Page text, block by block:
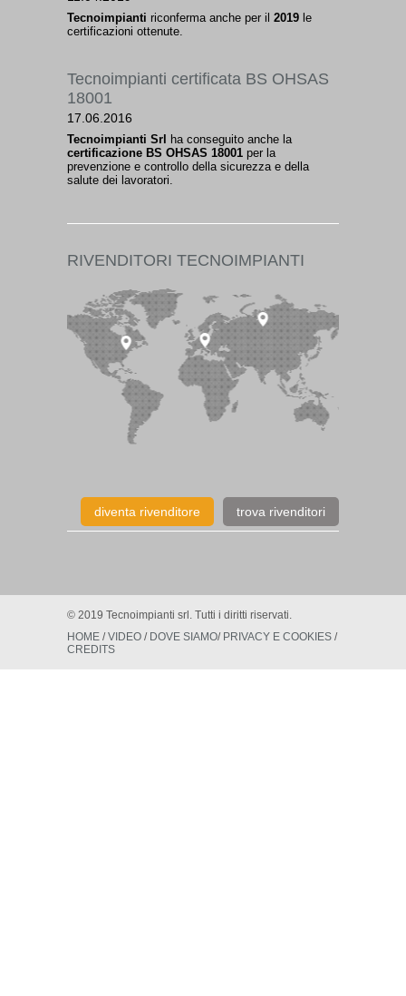
Tecnoimpianti riconferma anche per il 2019 le
certificazioni ottenute.
Tecnoimpianti certificata BS OHSAS
18001
17.06.2016
Tecnoimpianti Srl
ha conseguito anche la
certificazione BS OHSAS 18001 per la
prevenzione e controllo della sicurezza e della
salute dei lavoratori.
RIVENDITORI TECNOIMPIANTI
trova rivenditori
diventa rivenditore
© 2019 Tecnoimpianti srl. Tutti i diritti riservati.
HOME /VIDEO / DOVE SIAMO/ PRIVACY E COOKIES /
CREDITS